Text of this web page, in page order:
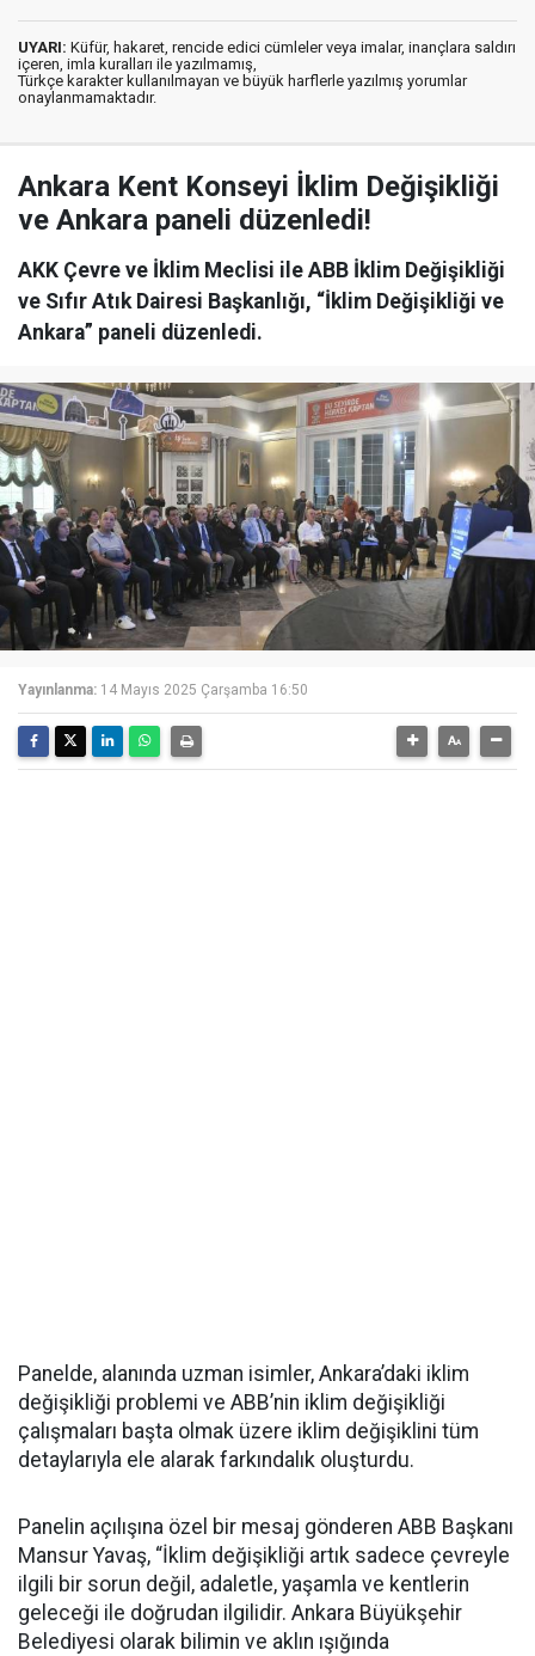
UYARI: Küfür, hakaret, rencide edici cümleler veya imalar, inançlara saldırı
içeren, imla kuralları ile yazılmamış,
Türkçe karakter kullanılmayan ve büyük harflerle yazılmış yorumlar
onaylanmamaktadır.
Ankara Kent Konseyi İklim Değişikliği
ve Ankara paneli düzenledi!
AKK Çevre ve İklim Meclisi ile ABB İklim Değişikliği
ve Sıfır Atık Dairesi Başkanlığı, “İklim Değişikliği ve
Ankara” paneli düzenledi.
Yayınlanma: 14 Mayıs 2025 Çarşamba 16:50
Panelde, alanında uzman isimler, Ankara’daki iklim
değişikliği problemi ve ABB’nin iklim değişikliği
çalışmaları başta olmak üzere iklim değişiklini tüm
detaylarıyla ele alarak farkındalık oluşturdu.
Panelin açılışına özel bir mesaj gönderen ABB Başkanı
Mansur Yavaş, “İklim değişikliği artık sadece çevreyle
ilgili bir sorun değil, adaletle, yaşamla ve kentlerin
geleceği ile doğrudan ilgilidir. Ankara Büyükşehir
Belediyesi olarak bilimin ve aklın ışığında